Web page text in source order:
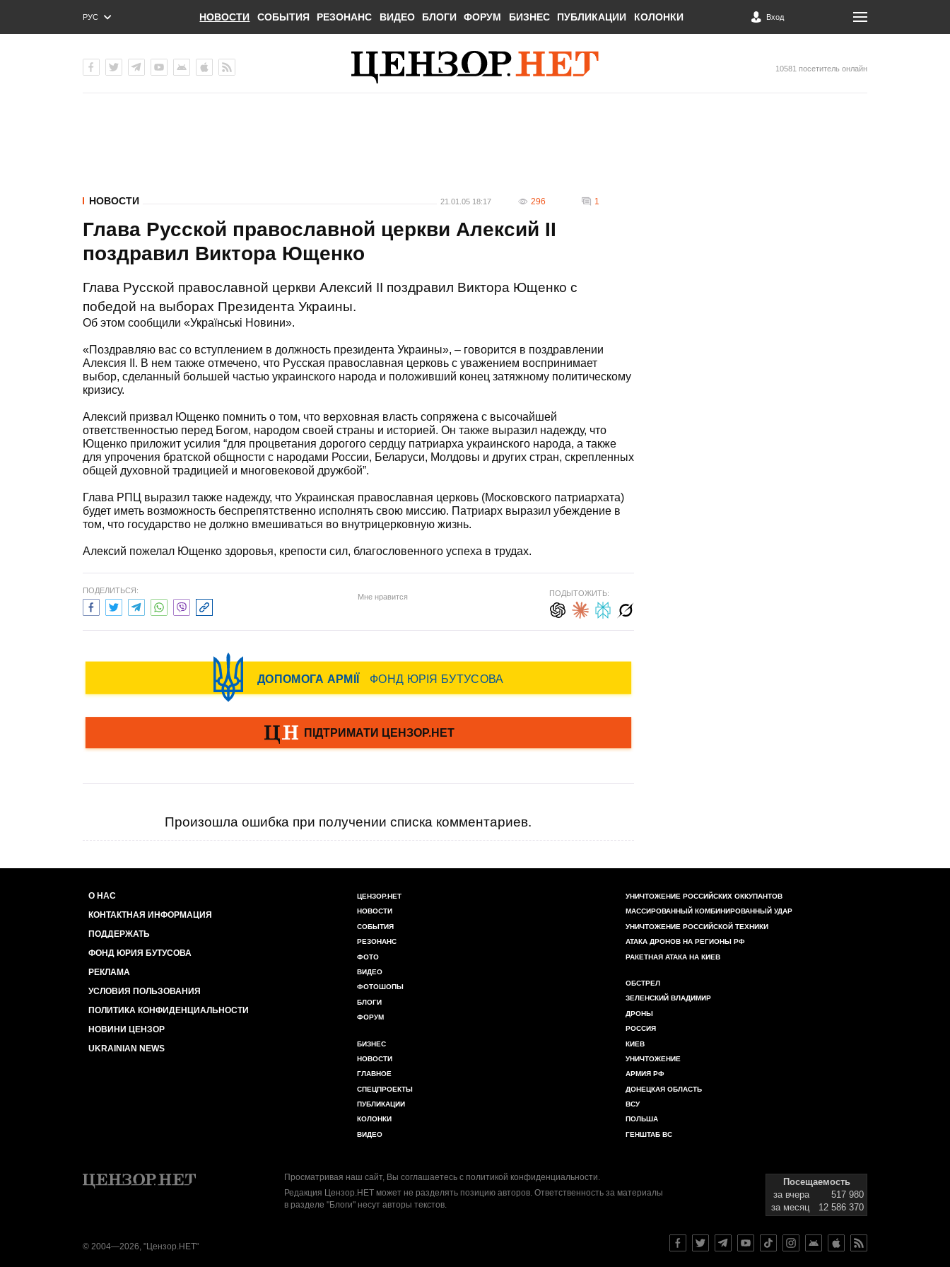
РУС
ENG
НОВОСТИ СОБЫТИЯ РЕЗОНАНС ВИДЕО БЛОГИ ФОРУМ БИЗНЕС ПУБЛИКАЦИИ КОЛОНКИ Вход
10581 посетитель онлайн
НОВОСТИ 21.01.05 18:17 296 1
Глава Русской православной церкви Алексий ІІ
поздравил Виктора Ющенко
Глава Русской православной церкви Алексий ІІ поздравил Виктора Ющенко с
победой на выборах Президента Украины.
Об этом сообщили «Українські Новини».
«Поздравляю вас со вступлением в должность президента Украины», – говорится в поздравлении
Алексия ІІ. В нем также отмечено, что Русская православная церковь с уважением воспринимает
выбор, сделанный большей частью украинского народа и положивший конец затяжному политическому
кризису.
Алексий призвал Ющенко помнить о том, что верховная власть сопряжена с высочайшей
ответственностью перед Богом, народом своей страны и историей. Он также выразил надежду, что
Ющенко приложит усилия “для процветания дорогого сердцу патриарха украинского народа, а также
для упрочения братской общности с народами России, Беларуси, Молдовы и других стран, скрепленных
общей духовной традицией и многовековой дружбой”.
Глава РПЦ выразил также надежду, что Украинская православная церковь (Московского патриархата)
будет иметь возможность беспрепятственно исполнять свою миссию. Патриарх выразил убеждение в
том, что государство не должно вмешиваться во внутрицерковную жизнь.
Алексий пожелал Ющенко здоровья, крепости сил, благословенного успеха в трудах.
ПОДЕЛИТЬСЯ:
Мне нравится ПОДЫТОЖИТЬ:
Произошла ошибка при получении списка комментариев.
О НАС
КОНТАКТНАЯ ИНФОРМАЦИЯ
ПОДДЕРЖАТЬ
ФОНД ЮРИЯ БУТУСОВА
РЕКЛАМА
УСЛОВИЯ ПОЛЬЗОВАНИЯ
ПОЛИТИКА КОНФИДЕНЦИАЛЬНОСТИ
НОВИНИ ЦЕНЗОР
UKRAINIAN NEWS
ЦЕНЗОР.НЕТ
НОВОСТИ
СОБЫТИЯ
РЕЗОНАНС
ФОТО
ВИДЕО
ФОТОШОПЫ
БЛОГИ
ФОРУМ
БИЗНЕС
НОВОСТИ
ГЛАВНОЕ
СПЕЦПРОЕКТЫ
ПУБЛИКАЦИИ
КОЛОНКИ
ВИДЕО
УНИЧТОЖЕНИЕ РОССИЙСКИХ ОККУПАНТОВ
МАССИРОВАННЫЙ КОМБИНИРОВАННЫЙ УДАР
УНИЧТОЖЕНИЕ РОССИЙСКОЙ ТЕХНИКИ
АТАКА ДРОНОВ НА РЕГИОНЫ РФ
РАКЕТНАЯ АТАКА НА КИЕВ
ОБСТРЕЛ
ЗЕЛЕНСКИЙ ВЛАДИМИР
ДРОНЫ
РОССИЯ
КИЕВ
УНИЧТОЖЕНИЕ
АРМИЯ РФ
ДОНЕЦКАЯ ОБЛАСТЬ
ВСУ
ПОЛЬША
ГЕНШТАБ ВС
Просматривая наш сайт, Вы соглашаетесь с политикой конфиденциальности.
Редакция Цензор.НЕТ может не разделять позицию авторов. Ответственность за материалы
в разделе "Блоги" несут авторы текстов.
Посещаемость
за вчера
517 980
за месяц
12 586 370
© 2004—2026, "Цензор.НЕТ"